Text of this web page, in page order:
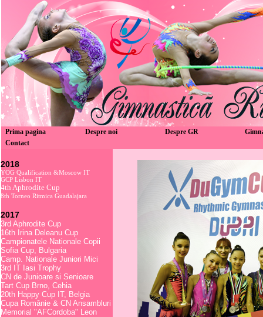
Prima pagina Despre noi Despre GR
Contact
2018
YOG Qualification &Moscow IT
GCP Lisbon IT
4th Aphrodite Cup
8th Torneo Ritmica Guadalajara
2017
3rd Aphrodite Cup
16th Irina Deleanu Cup
Campionatele Nationale Copii
Sofia Cup, Bulgaria
Camp. Nationale Juniori Mici
3rd IT Iasi Trophy
CN de Junioare si Senioare
Tart Cup Brno, Cehia
20th Happy Cup IT, Belgia
Cupa Românie & CN Ansambluri
Memorial "AFCordoba" Leon